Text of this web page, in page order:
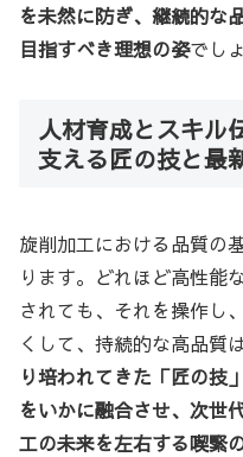
を未然に防ぎ、継続的な
目指すべき理想の姿でし
人材育成とスキル
支える匠の技と最
旋削加工における品質の
ります。どれほど高性能
されても、それを操作し
くして、持続的な高品質
り培われてきた「匠の技
をいかに融合させ、次世
工の未来を左右する喫緊